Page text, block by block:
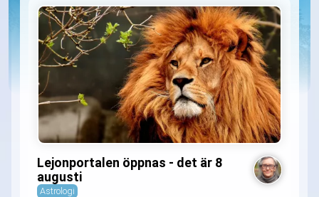
Lejonportalen öppnas - det är 8
augusti
Astrologi